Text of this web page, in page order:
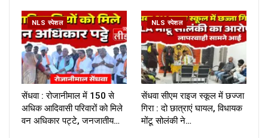
NLS स्पेशल
सेंधवा : रोजानीमाल में 150 से
अधिक आदिवासी परिवारों को मिले
वन अधिकार पट्टे, जनजातीय…
NLS स्पेशल
सेंधवा सीएम राइज स्कूल में छज्जा
गिरा : दो छात्राएं घायल, विधायक
मोंटू सोलंकी ने…